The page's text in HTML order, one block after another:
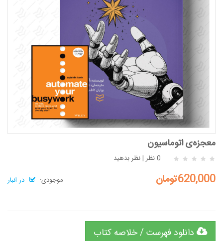
معجزه‌ی اتوماسیون
0 نظر |نظر بدهید
موجودی:
در انبار 620,000تومان
دانلود فهرست / خلاصه کتاب